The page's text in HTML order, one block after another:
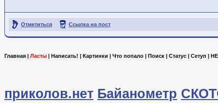
Отметиться Ссылка на пост
Главная | Ласты | Написать! | Картинки | Что попало | Поиск | Статус | Сетуп |
приколов.нет Байанометр